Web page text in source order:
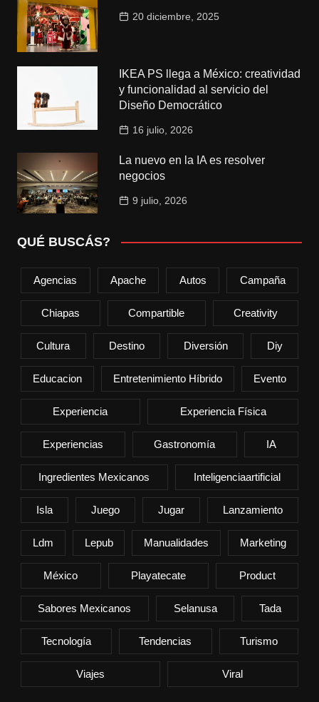
20 diciembre, 2025
IKEA PS llega a México: creatividad
y funcionalidad al servicio del
Diseño Democrático
16 julio, 2026
La nuevo en la IA es resolver
negocios
9 julio, 2026
QUÉ BUSCÁS?
Agencias Apache Autos Campaña
Chiapas Compartible Creativity
Cultura Destino Diversión Diy
Educacion Entretenimiento Híbrido Evento
Experiencia Experiencia Física
Experiencias Gastronomía IA
Ingredientes Mexicanos Inteligenciaartificial
Isla Juego Jugar Lanzamiento
Ldm Lepub Manualidades Marketing
México Playatecate Product
Sabores Mexicanos Selanusa Tada
Tecnología Tendencias Turismo
Viajes Viral